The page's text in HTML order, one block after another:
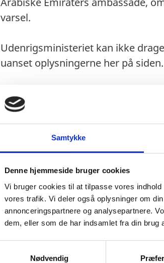
Samtykke
Denne hjemmeside bruger cookies
Vi bruger cookies til at tilpasse vores
vores trafik. Vi deler også oplysninger om
annonceringspartnere og analysepartnere.
dem, eller som de har indsamlet fra din brug
Nødvendig
varsel.
Udenrigsministeriet kan ikke
uanset oplysningerne her på siden.
Visumfri (ophold i maks. 90
Pas
Pas skal være gyldigt 6
Danske forlængede pas
Danske nødpas (provisoriske
fremvisning af en politirapport